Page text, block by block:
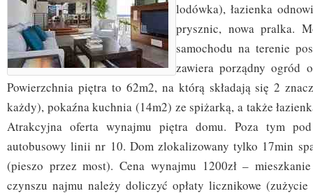
lodówka), łazienka
prysznic, nowa pralka.
samochodu na terenie
zawiera porządny ogród
Powierzchnia piętra to 62m2, na którą składają się 2
każdy), pokaźna kuchnia (14m2) ze spiżarką, a także
Atrakcyjna oferta wynajmu piętra domu. Poza tym
autobusowy linii nr 10. Dom zlokalizowany tylko 17min
(pieszo przez most). Cena wynajmu 1200zł –
czynszu najmu należy doliczyć opłaty licznikowe